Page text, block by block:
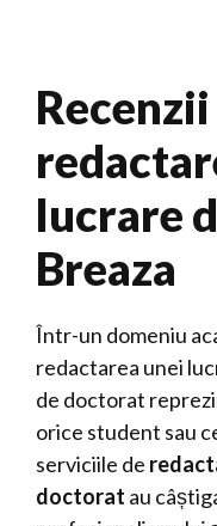
lucrare
Breaza
Într-un domeniu
redactarea unei
de doctorat
orice student sau
serviciile de
doctorat au